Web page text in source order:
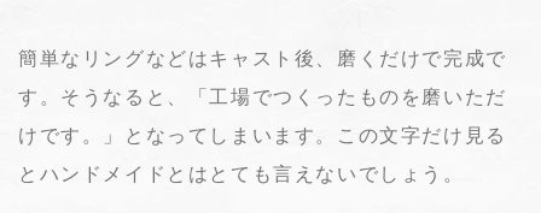
簡単なリングなどはキャスト後、磨くだけで完成で
す。そうなると、「工場でつくったものを磨いただ
けです。」となってしまいます。この文字だけ見る
とハンドメイドとはとても言えないでしょう。